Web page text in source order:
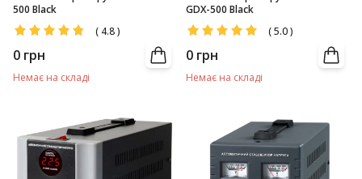
500 Black
( 4.8)
0 грн
Немає на складі
GDX-500 Black
(5.0)
0 грн
Немає на складі